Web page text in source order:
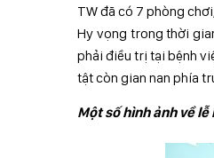
TW đã có 7 phòng
Hy vọng trong thời
phải điều trị tại bệnh
tật còn gian nan phía
Một số hình ảnh về